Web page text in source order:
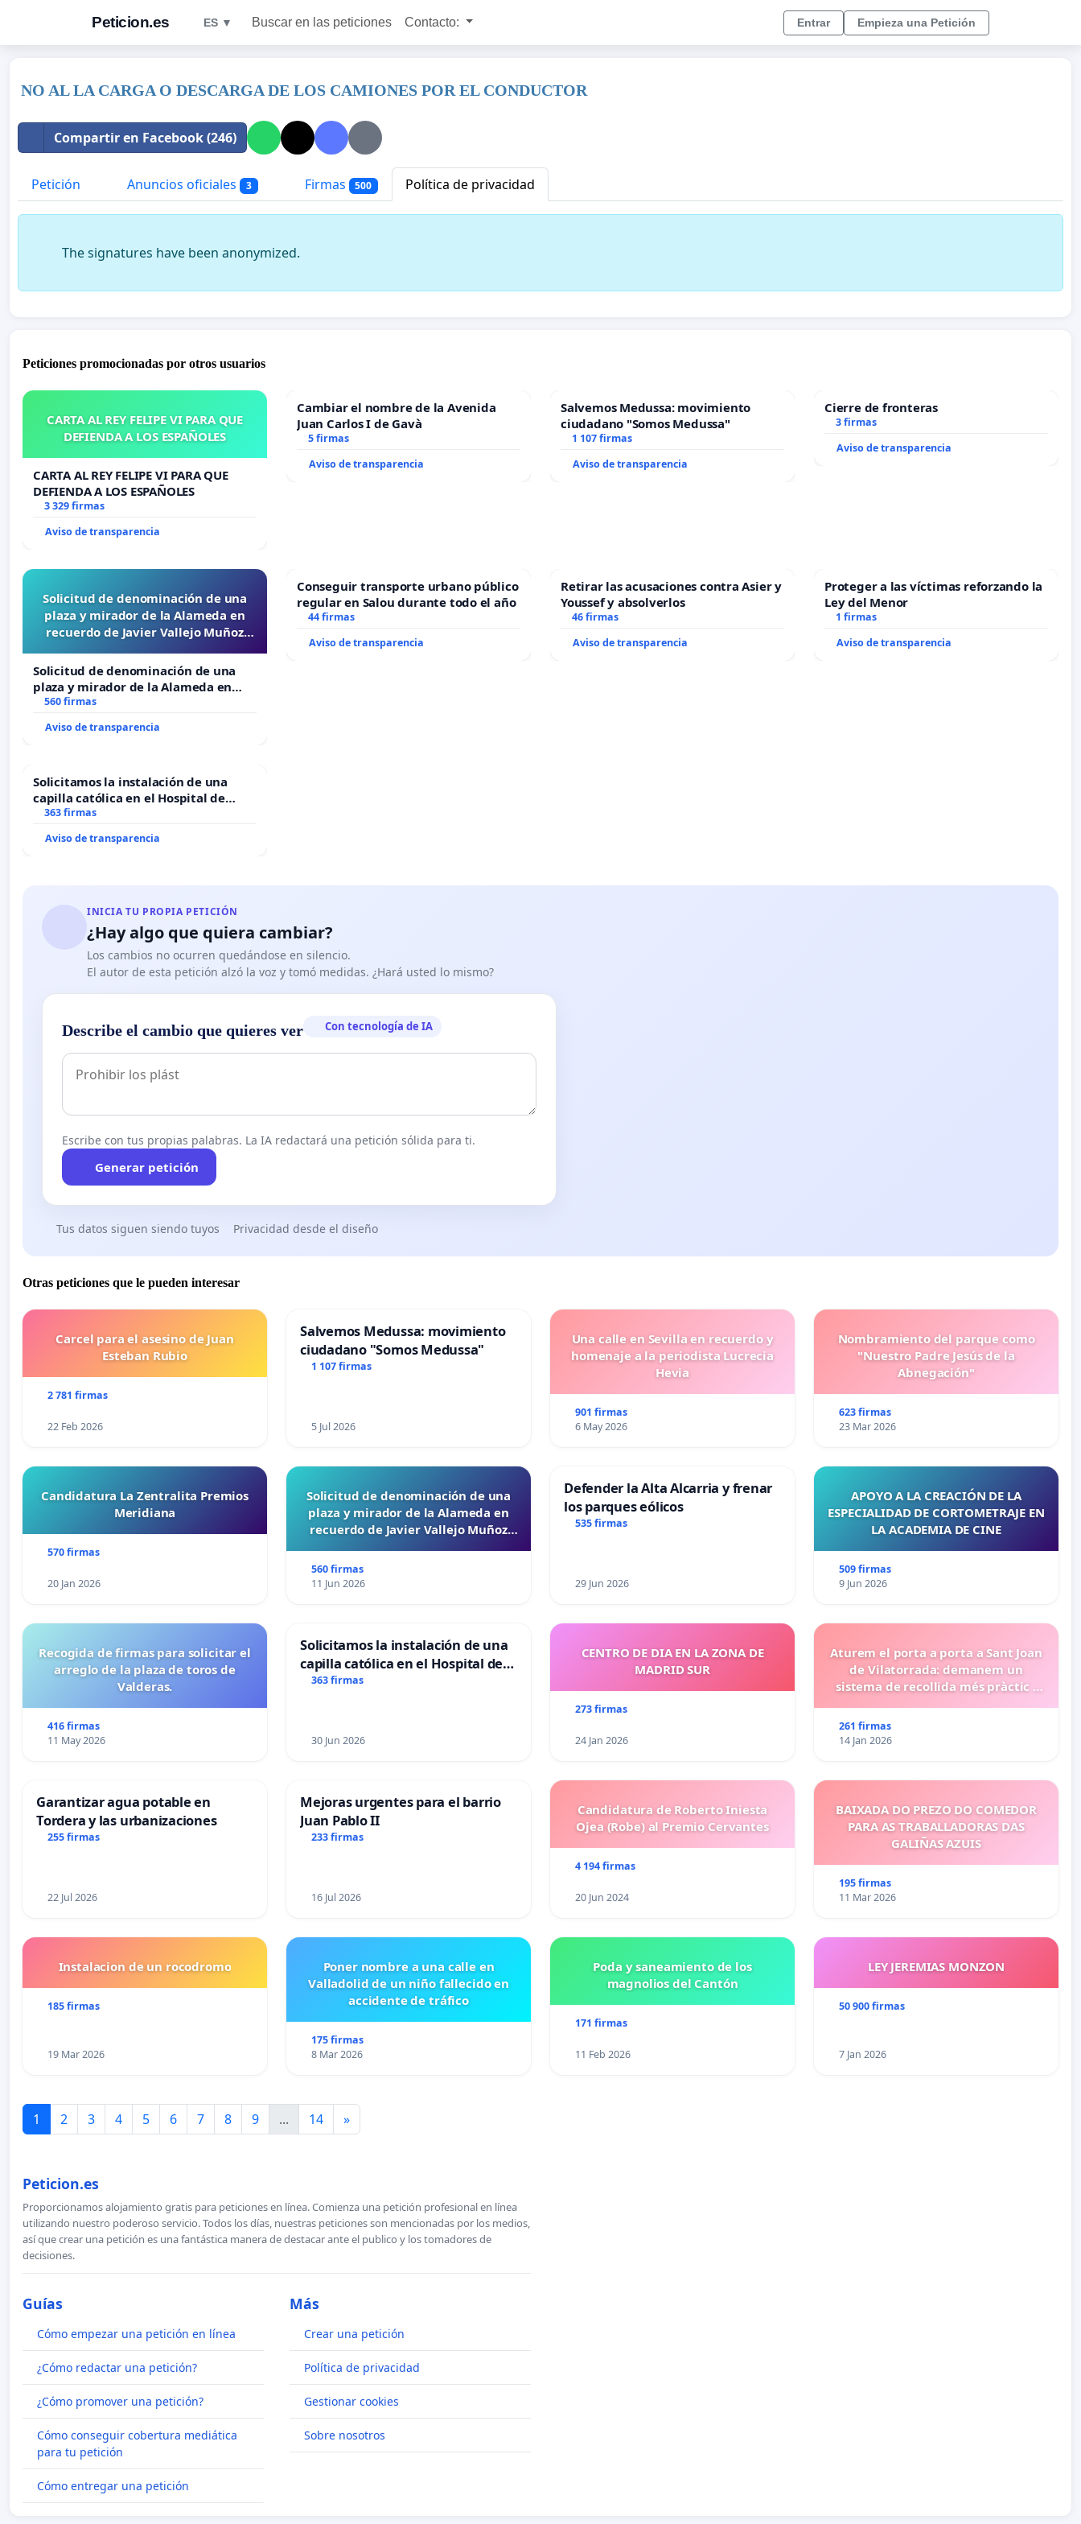
Peticion.es ES ▼ Buscar en las peticiones Contacto: Entrar Empieza una Petición
NO AL LA CARGA O DESCARGA DE LOS CAMIONES POR EL CONDUCTOR
Compartir en Facebook (246)
Petición Anuncios oficiales 3 Firmas 500 Política de privacidad
The signatures have been anonymized.
Peticiones promocionadas por otros usuarios
CARTA AL REY FELIPE VI PARA QUE
DEFIENDA A LOS ESPAÑOLES
CARTA AL REY FELIPE VI PARA QUE
DEFIENDA A LOS ESPAÑOLES
3 329 firmas
Aviso de transparencia
Cambiar el nombre de la Avenida
Juan Carlos I de Gavà
5 firmas
Aviso de transparencia
Salvemos Medussa: movimiento
ciudadano "Somos Medussa"
1 107 firmas
Aviso de transparencia
Cierre de fronteras
3 firmas
Aviso de transparencia
Solicitud de denominación de una
plaza y mirador de la Alameda en
recuerdo de Javier Vallejo Muñoz
Solicitud de denominación de una
plaza y mirador de la Alameda en
recuerdo de Javier Vallejo Muñoz
560 firmas
Aviso de transparencia
Conseguir transporte urbano público
regular en Salou durante todo el año
44 firmas
Aviso de transparencia
Retirar las acusaciones contra Asier y
Youssef y absolverlos
46 firmas
Aviso de transparencia
Proteger a las víctimas reforzando la
Ley del Menor
1 firmas
Aviso de transparencia
Solicitamos la instalación de una
capilla católica en el Hospital de
Alcañiz
363 firmas
Aviso de transparencia
INICIA TU PROPIA PETICIÓN
¿Hay algo que quiera cambiar?
Los cambios no ocurren quedándose en silencio.
El autor de esta petición alzó la voz y tomó medidas. ¿Hará usted lo mismo?
Describe el cambio que quieres ver Con tecnología de IA
Escribe con tus propias palabras. La IA redactará una petición sólida para ti.
Generar petición
Tus datos siguen siendo tuyos Privacidad desde el diseño
Otras peticiones que le pueden interesar
Carcel para el asesino de Juan
Esteban Rubio
2 781 firmas
22 Feb 2026
Salvemos Medussa: movimiento
ciudadano "Somos Medussa"
1 107 firmas
5 Jul 2026
Una calle en Sevilla en recuerdo y
homenaje a la periodista Lucrecia
Hevia
901 firmas
6 May 2026
Nombramiento del parque como
"Nuestro Padre Jesús de la
Abnegación"
623 firmas
23 Mar 2026
Candidatura La Zentralita Premios
Meridiana
570 firmas
20 Jan 2026
Solicitud de denominación de una
plaza y mirador de la Alameda en
recuerdo de Javier Vallejo Muñoz
560 firmas
11 Jun 2026
Defender la Alta Alcarria y frenar
los parques eólicos
535 firmas
29 Jun 2026
APOYO A LA CREACIÓN DE LA
ESPECIALIDAD DE CORTOMETRAJE EN
LA ACADEMIA DE CINE
509 firmas
9 Jun 2026
Recogida de firmas para solicitar el
arreglo de la plaza de toros de
Valderas.
416 firmas
11 May 2026
Solicitamos la instalación de una
capilla católica en el Hospital de
Alcañiz
363 firmas
30 Jun 2026
CENTRO DE DIA EN LA ZONA DE
MADRID SUR
273 firmas
24 Jan 2026
Aturem el porta a porta a Sant Joan
de Vilatorrada: demanem un
sistema de recollida més pràctic i
261 firmas
14 Jan 2026
Garantizar agua potable en
Tordera y las urbanizaciones
255 firmas
22 Jul 2026
Mejoras urgentes para el barrio
Juan Pablo II
233 firmas
16 Jul 2026
Candidatura de Roberto Iniesta
Ojea (Robe) al Premio Cervantes
4 194 firmas
20 Jun 2024
BAIXADA DO PREZO DO COMEDOR
PARA AS TRABALLADORAS DAS
GALIÑAS AZUIS
195 firmas
11 Mar 2026
Instalacion de un rocodromo
185 firmas
19 Mar 2026
Poner nombre a una calle en
Valladolid de un niño fallecido en
accidente de tráfico
175 firmas
8 Mar 2026
Poda y saneamiento de los
magnolios del Cantón
171 firmas
11 Feb 2026
LEY JEREMIAS MONZON
50 900 firmas
7 Jan 2026
1 2 3 4 5 6 7 8 9 ... 14 »
Peticion.es
Proporcionamos alojamiento gratis para peticiones en línea. Comienza una petición profesional en línea
utilizando nuestro poderoso servicio. Todos los días, nuestras peticiones son mencionadas por los medios,
así que crear una petición es una fantástica manera de destacar ante el publico y los tomadores de
decisiones.
Guías
Cómo empezar una petición en línea
¿Cómo redactar una petición?
¿Cómo promover una petición?
Cómo conseguir cobertura mediática
para tu petición
Cómo entregar una petición
Más
Crear una petición
Política de privacidad
Gestionar cookies
Sobre nosotros